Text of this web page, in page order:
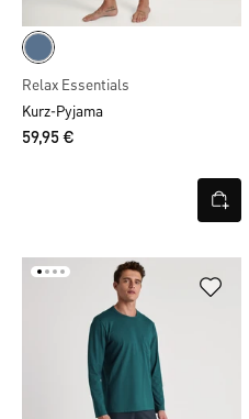
Relax Essentials
Kurz-Pyjama
59,95 €